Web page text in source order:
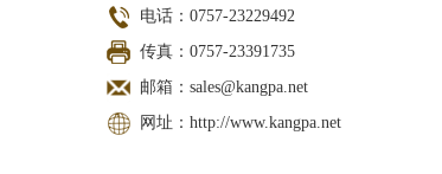
电话：0757-23229492
传真：0757-23391735
邮箱：sales@kangpa.net
网址：http://www.kangpa.net